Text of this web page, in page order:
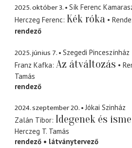
2025. október 3.
Sík Ferenc
Herczeg Ferenc Kék róka
rendező
2025. június 7.
Szegedi Pinceszínház
Franz Kafka Az átváltozás
Tamás
rendező
2024. szeptember 20.
Jókai Szinház
Zalán Tibor Idegenek és
Herczeg T. Tamás
rendező
látványtervező